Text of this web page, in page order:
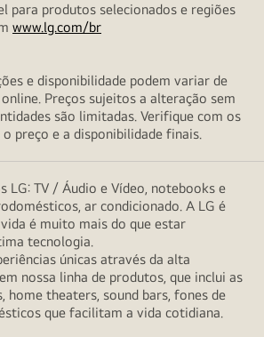
para produtos selecionados e regiões
www.lg.com/br
e disponibilidade podem variar de
Preços sujeitos a alteração sem
são limitadas. Verifique com os
preço e a disponibilidade finais.
LG: TV / Áudio e Vídeo, notebooks e
ar condicionado. A LG é
é muito mais do que estar
tecnologia.
únicas através da alta
nossa linha de produtos, que inclui as
home theaters, sound bars, fones de
que facilitam a vida cotidiana.